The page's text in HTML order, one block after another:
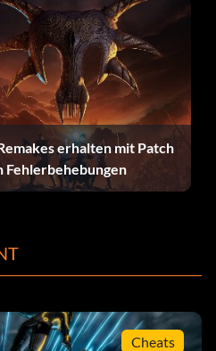
Spiel in den Knast
erhalten mit Patch
Fehlerbehebungen
Cheats